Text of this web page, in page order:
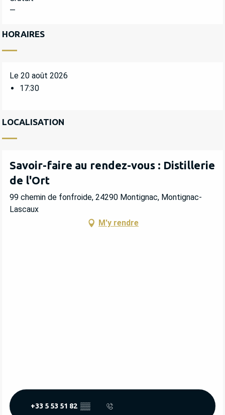
—
HORAIRES
Le 20 août 2026
17:30
LOCALISATION
Savoir-faire au rendez-vous : Distillerie
de l'Ort
99 chemin de fonfroide, 24290 Montignac, Montignac-
Lascaux
M'y rendre
+33 5 53 51 82 ▒▒